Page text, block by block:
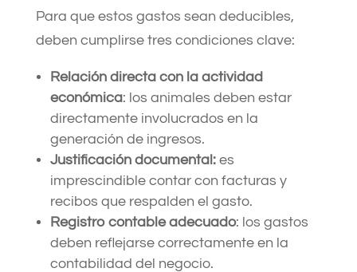
Para que estos gastos sean deducibles,
deben cumplirse tres condiciones clave:​
Relación directa con la actividad
económica: los animales deben estar
directamente involucrados en la
generación de ingresos.​
Justificación documental:es
imprescindible contar con facturas y
recibos que respalden el gasto.​
Registro contable adecuado: los gastos
deben reflejarse correctamente en la
contabilidad del negocio.​